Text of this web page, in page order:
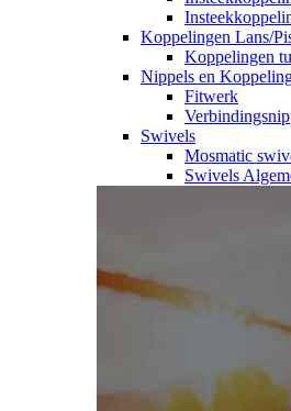
Koppelingen Lans/
Koppelingen
Nippels en
Fitwerk
Swivels
Mosmatic
Swivels